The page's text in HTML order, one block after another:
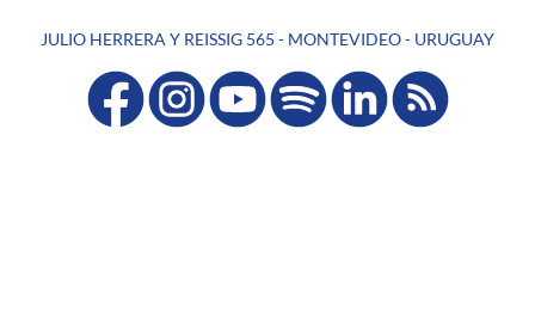
JULIO HERRERA Y REISSIG 565 - MONTEVIDEO - URUGUAY